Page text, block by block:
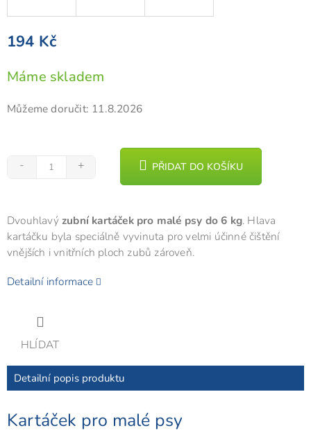
194 Kč
Měrná
cena:
Máme skladem
Můžeme doručit: 11.8.2026
PŘIDAT DO KOŠÍKU
Dvouhlavýzubní kartáček pro malé psy do 6 kg. Hlava
kartáčku byla speciálně vyvinuta pro velmi účinné čištění
vnějších i vnitřních ploch zubů zároveň.
Detailní informace
HLÍDAT
Detailní popis produktu
Kartáček pro malé psy